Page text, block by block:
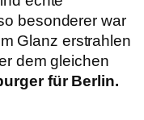
besonderer war
Glanz erstrahlen
dem gleichen
für Berlin.